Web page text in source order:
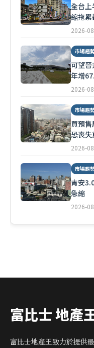
全台
縮拖累
2026-
市場趨
可望
年增
2026-
市場趨
買預
恐喪失
2026-
市場趨
青安
急縮
2026-
富比士 地產
富比士地產王致力於提供